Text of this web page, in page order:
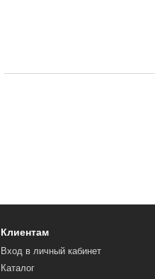
Клиентам
Вход в личный кабинет
Каталог